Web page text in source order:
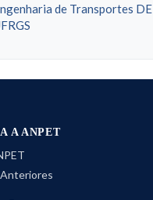
de Transportes
A ANPET